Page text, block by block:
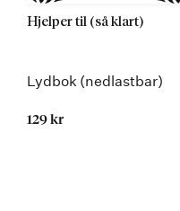
Hjelper til (så klart)
Lydbok (nedlastbar)
129 kr